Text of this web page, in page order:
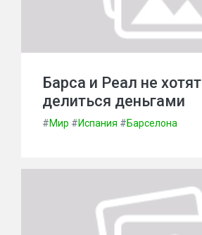
Барса и Реал не хотят
делиться деньгами
#Мир #Испания #Барселона